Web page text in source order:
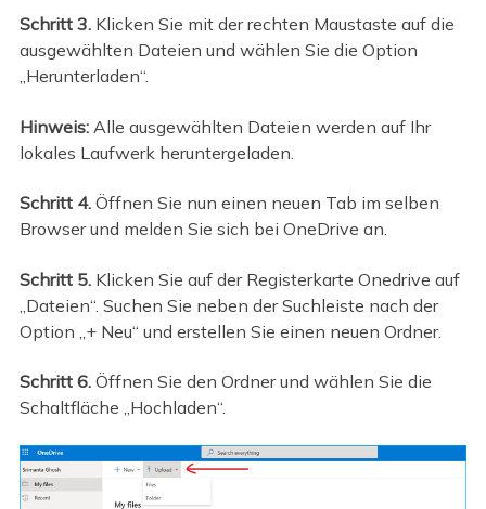
Schritt 3.Klicken Sie mit der rechten Maustaste auf die
ausgewählten Dateien und wählen Sie die Option
„Herunterladen“.
Hinweis:Alle ausgewählten Dateien werden auf Ihr
lokales Laufwerk heruntergeladen.
Schritt 4.Öffnen Sie nun einen neuen Tab im selben
Browser und melden Sie sich bei OneDrive an.
Schritt 5.Klicken Sie auf der Registerkarte Onedrive auf
„Dateien“. Suchen Sie neben der Suchleiste nach der
Option „+ Neu“ und erstellen Sie einen neuen Ordner.
Schritt 6.Öffnen Sie den Ordner und wählen Sie die
Schaltfläche „Hochladen“.